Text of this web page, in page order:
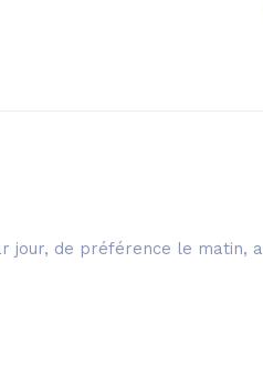
jour, de préférence le matin,